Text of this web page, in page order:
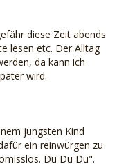
diese Zeit abends
lesen etc. Der Alltag
da kann ich
wird.
jüngsten Kind
ein reinwürgen zu
Du Du Du".